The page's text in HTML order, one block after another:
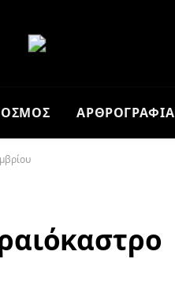
ΑΡΘΡΟΓΡΑΦΙΑ